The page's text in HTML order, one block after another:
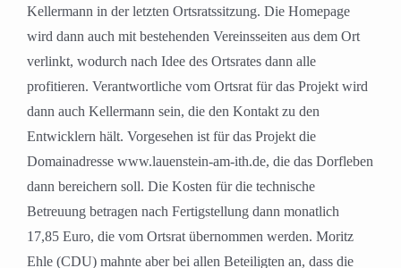
Kellermann in der letzten Ortsratssitzung. Die Homepage
wird dann auch mit bestehenden Vereinsseiten aus dem Ort
verlinkt, wodurch nach Idee des Ortsrates dann alle
profitieren. Verantwortliche vom Ortsrat für das Projekt wird
dann auch Kellermann sein, die den Kontakt zu den
Entwicklern hält. Vorgesehen ist für das Projekt die
Domainadresse www.lauenstein-am-ith.de, die das Dorfleben
dann bereichern soll. Die Kosten für die technische
Betreuung betragen nach Fertigstellung dann monatlich
17,85 Euro, die vom Ortsrat übernommen werden. Moritz
Ehle (CDU) mahnte aber bei allen Beteiligten an, dass die